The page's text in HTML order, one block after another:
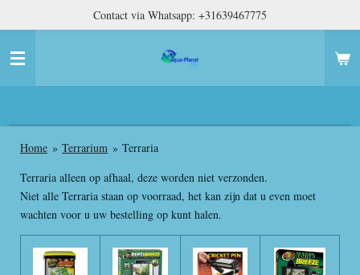
naar
hoofdinhoud
Contact via Whatsapp: +31639467775
Home » Terrarium » Terraria
Terraria alleen op afhaal, deze worden niet verzonden.
Niet alle Terraria staan op voorraad, het kan zijn dat u even moet
wachten voor u uw bestelling op kunt halen.